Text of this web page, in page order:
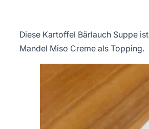
Diese Kartoffel Bärlauch Suppe
Mandel Miso Creme als Topping.